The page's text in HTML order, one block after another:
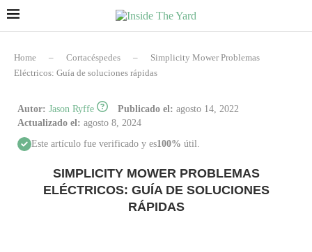
Home – Cortacéspedes –
Simplicity Mower Problemas
Eléctricos: Guía de soluciones rápidas
Autor: Jason Ryffe Publicado el: agosto 14, 2022
Actualizado el: agosto 8, 2024
Este artículo fue verificado y es100% útil.
SIMPLICITY MOWER PROBLEMAS
ELÉCTRICOS: GUÍA DE SOLUCIONES
RÁPIDAS